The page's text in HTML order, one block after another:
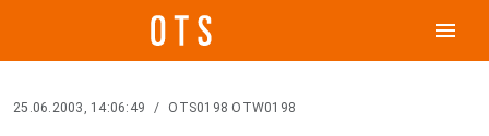
menu
25.06.2003, 14:06:49 / OTS0198 OTW0198